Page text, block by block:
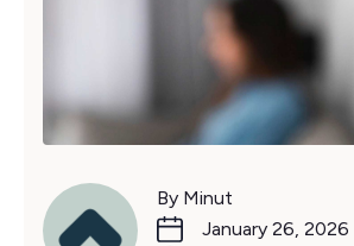
By Minut
January 26, 2026